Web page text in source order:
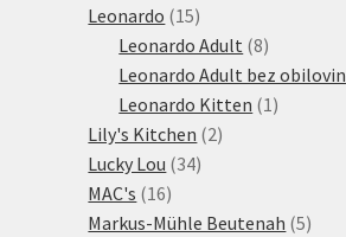
Leonardo 1515
produktů
Leonardo Adult 88
produktů
Leonardo Adult bez obilovin
Leonardo Kitten 1 1
Lily's Kitchen 22
Lucky Lou 3434
MAC's 1616
produktů
Markus-Mühle Beutenah 55